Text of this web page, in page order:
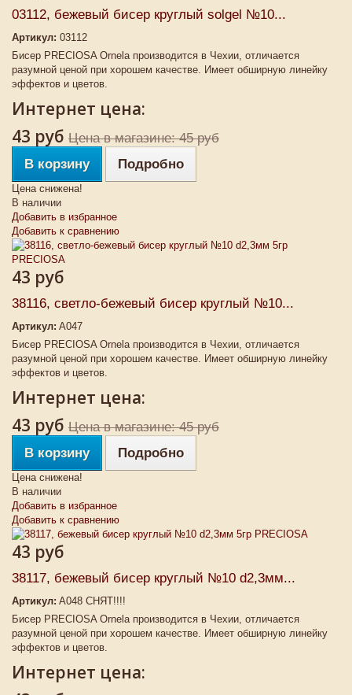
03112, бежевый бисер круглый solgel №10...
Артикул: 03112
Бисер PRECIOSA Ornela производится в Чехии, отличается
разумной ценой при хорошем качестве. Имеет обширную линейку
эффектов и цветов.
Интернет цена:
43 руб Цена в магазине: 45 руб
В корзину
Подробно
Цена снижена!
В наличии
Добавить в избранное
Добавить к сравнению
43 руб
38116, светло-бежевый бисер круглый №10...
Артикул: A047
Бисер PRECIOSA Ornela производится в Чехии, отличается
разумной ценой при хорошем качестве. Имеет обширную линейку
эффектов и цветов.
Интернет цена:
43 руб Цена в магазине: 45 руб
В корзину
Подробно
Цена снижена!
В наличии
Добавить в избранное
Добавить к сравнению
43 руб
38117, бежевый бисер круглый №10 d2,3мм...
Артикул: A048 СНЯТ!!!!
Бисер PRECIOSA Ornela производится в Чехии, отличается
разумной ценой при хорошем качестве. Имеет обширную линейку
эффектов и цветов.
Интернет цена: